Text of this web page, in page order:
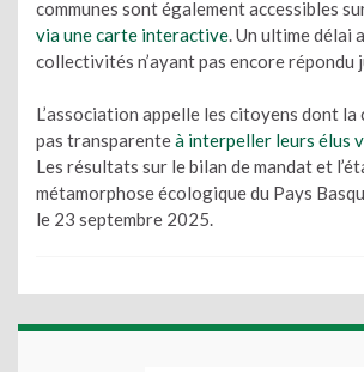
communes sont également accessibles
via une carte interactive . Un ultime délai
collectivités n’ayant pas encore répondu
L’association appelle les citoyens dont la
pas transparenteà interpeller leurs élus
Les résultats sur le bilan de mandat et
métamorphose écologique du Pays
le 23 septembre 2025.